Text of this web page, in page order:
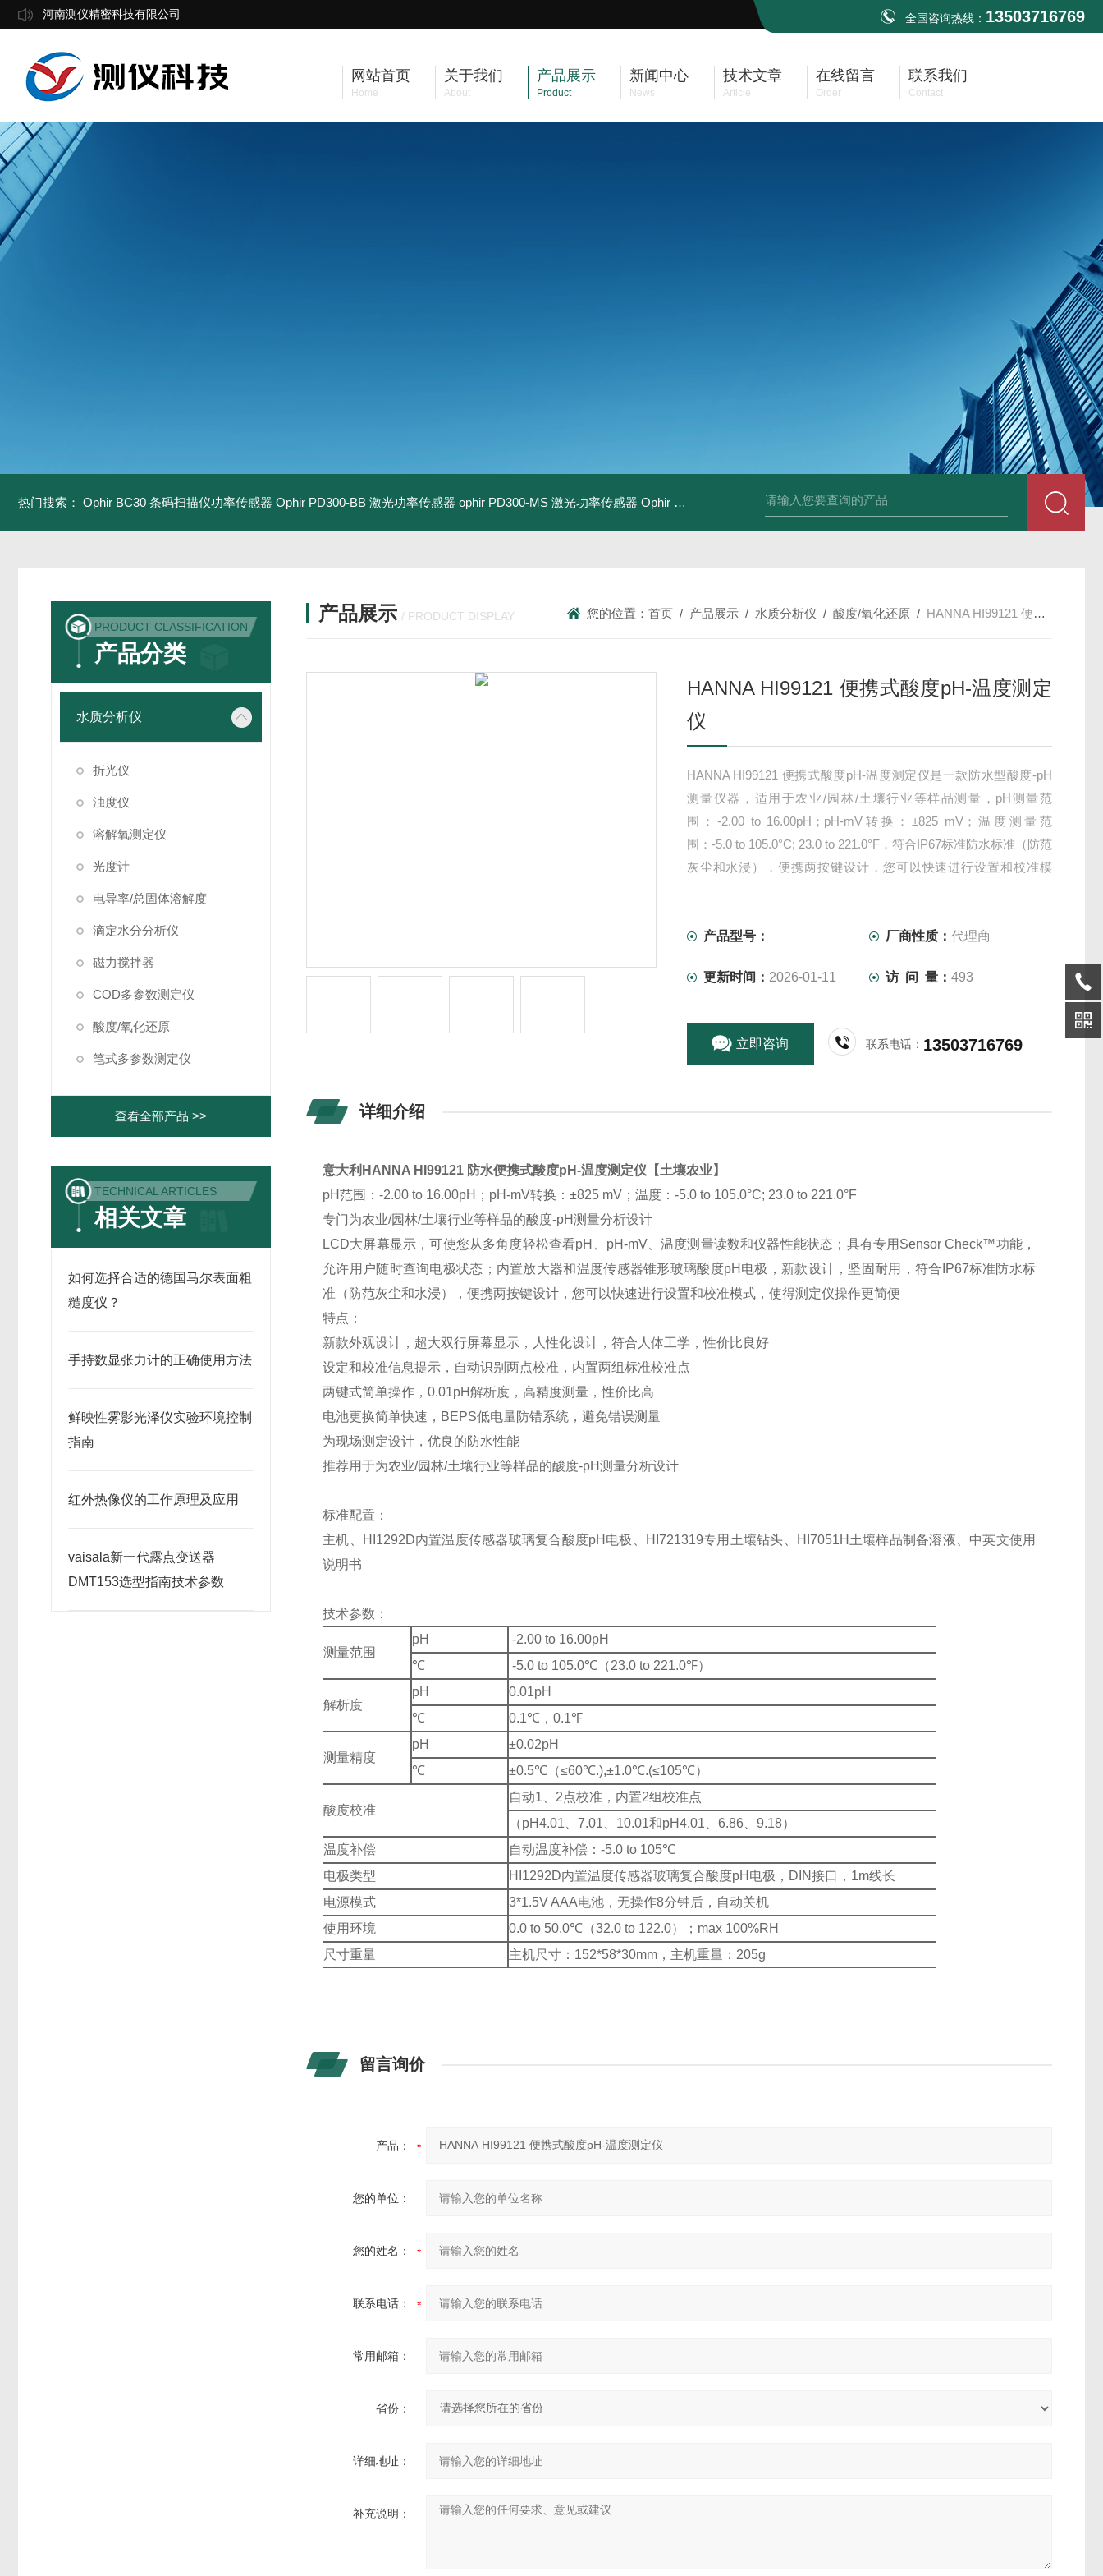
河南测仪精密科技有限公司 全国咨询热线： 13503716769
网站首页
Home
关于我们
About
产品展示
Product
新闻中心
News
技术文章
Article
在线留言
Order
联系我们
Contact
热门搜索： Ophir BC30 条码扫描仪功率传感器 Ophir PD300-BB 激光功率传感器 ophir PD300-MS 激光功率传感器 Ophir PD300R-3W 激光功率传感器 Ophir PD300R 激光功率传感器 Ophir PD300-
PRODUCT CLASSIFICATION
产品分类
水质分析仪
折光仪
浊度仪
溶解氧测定仪
光度计
电导率/总固体溶解度
滴定水分分析仪
磁力搅拌器
COD多参数测定仪
酸度/氧化还原
笔式多参数测定仪
查看全部产品 >>
TECHNICAL ARTICLES
相关文章
如何选择合适的德国马尔表面粗
糙度仪？
手持数显张力计的正确使用方法
鲜映性雾影光泽仪实验环境控制
指南
红外热像仪的工作原理及应用
vaisala新一代露点变送器
DMT153选型指南技术参数
产品展示 / PRODUCT DISPLAY 您的位置：首页 / 产品展示 / 水质分析仪 /酸度/氧化还原 / HANNA HI99121 便携式酸度pH-温度测定仪
HANNA HI99121 便携式酸度pH-温度测定
仪
HANNA HI99121 便携式酸度pH-温度测定仪是一款防水型酸度-pH
测量仪器，适用于农业/园林/土壤行业等样品测量，pH测量范
围：-2.00 to 16.00pH；pH-mV转换：±825 mV；温度测量范
围：-5.0 to 105.0°C; 23.0 to 221.0°F，符合IP67标准防水标准（防范
灰尘和水浸），便携两按键设计，您可以快速进行设置和校准模
产品型号： 厂商性质：代理商
更新时间： 2026-01-11 访 问 量：493
立即咨询 联系电话： 13503716769
详细介绍
意大利HANNA HI99121 防水便携式酸度pH-温度测定仪【土壤农业】
pH范围：-2.00 to 16.00pH；pH-mV转换：±825 mV；温度：-5.0 to 105.0°C; 23.0 to 221.0°F
专门为农业/园林/土壤行业等样品的酸度-pH测量分析设计
LCD大屏幕显示，可使您从多角度轻松查看pH、pH-mV、温度测量读数和仪器性能状态；具有专用Sensor Check™功能，
允许用户随时查询电极状态；内置放大器和温度传感器锥形玻璃酸度pH电极，新款设计，坚固耐用，符合IP67标准防水标
准（防范灰尘和水浸），便携两按键设计，您可以快速进行设置和校准模式，使得测定仪操作更简便
特点：
新款外观设计，超大双行屏幕显示，人性化设计，符合人体工学，性价比良好
设定和校准信息提示，自动识别两点校准，内置两组标准校准点
两键式简单操作，0.01pH解析度，高精度测量，性价比高
电池更换简单快速，BEPS低电量防错系统，避免错误测量
为现场测定设计，优良的防水性能
推荐用于为农业/园林/土壤行业等样品的酸度-pH测量分析设计
标准配置：
主机、HI1292D内置温度传感器玻璃复合酸度pH电极、HI721319专用土壤钻头、HI7051H土壤样品制备溶液、中英文使用
说明书
技术参数：
测量范围
pH
-2.00 to 16.00pH
℃
-5.0 to 105.0℃（23.0 to 221.0℉）
解析度
pH
0.01pH
℃
0.1℃，0.1℉
测量精度
pH
±0.02pH
℃
±0.5℃（≤60℃.),±1.0℃.(≤105℃）
酸度校准
自动1、2点校准，内置2组校准点
（pH4.01、7.01、10.01和pH4.01、6.86、9.18）
温度补偿
自动温度补偿：-5.0 to 105℃
电极类型
HI1292D内置温度传感器玻璃复合酸度pH电极，DIN接口，1m线长
电源模式
3*1.5V AAA电池，无操作8分钟后，自动关机
使用环境
0.0 to 50.0℃（32.0 to 122.0）；max 100%RH
尺寸重量
主机尺寸：152*58*30mm，主机重量：205g
留言询价
产品：
您的单位：
您的姓名：
联系电话：
常用邮箱：
省份：
详细地址：
补充说明：